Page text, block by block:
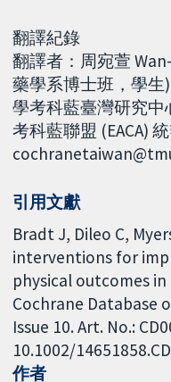
翻譯紀錄
翻譯者：周宛萱
藥學系博士班，學
學考科藍臺灣研究中
考科藍聯盟 (EACA)
引用文獻
Bradt J, Dileo C,
interventions for
physical outcomes
Cochrane Database
Issue 10. Art. No.:
10.1002/
作者